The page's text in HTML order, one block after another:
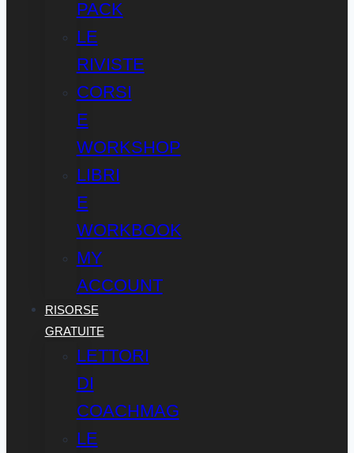
PACK
LE
RIVISTE
CORSI
E
WORKSHOP
LIBRI
E
WORKBOOK
MY
ACCOUNT
RISORSE
GRATUITE
LETTORI
DI
COACHMAG
LE